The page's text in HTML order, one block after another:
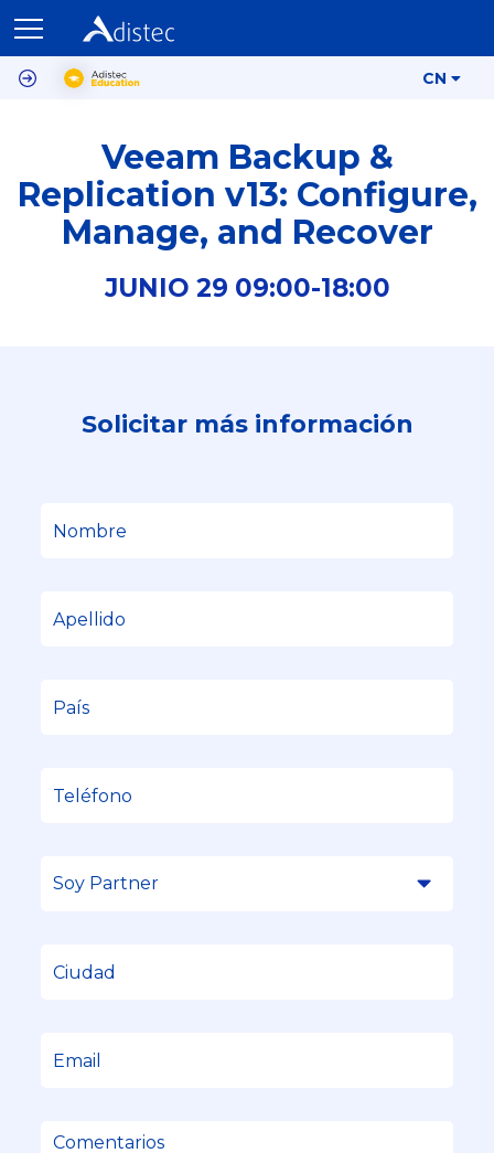
CN
Veeam Backup &
Replication v13: Configure,
Manage, and Recover
JUNIO 29 09:00-18:00
Solicitar más información